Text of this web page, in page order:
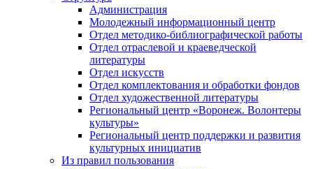
Администрация
Молодежный информационный центр
Отдел методико-библиографической работы
Отдел отраслевой и краеведческой
литературы
Отдел искусств
Отдел комплектования и обработки фондов
Отдел художественной литературы
Региональный центр «Воронеж. Волонтеры
культуры»
Региональный центр поддержки и развития
культурных инициатив
Из правил пользования